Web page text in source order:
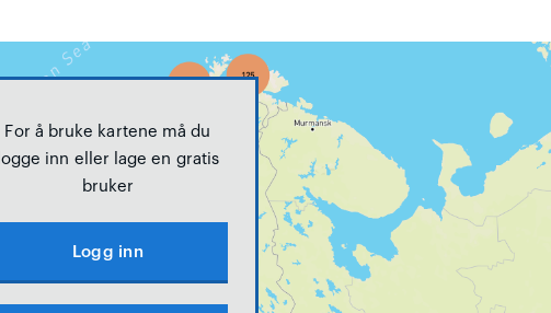
For å bruke kartene må du
logge inn eller lage en gratis
bruker
Logg inn